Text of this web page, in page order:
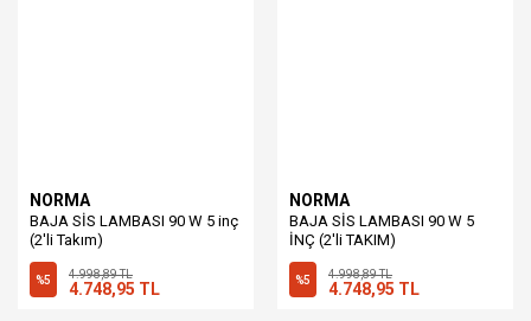
NORMA
BAJA SİS LAMBASI 90 W 5 inç
(2'li Takım)
%5 4.998,89 TL
4.748,95 TL
NORMA
BAJA SİS LAMBASI 90 W 5
İNÇ (2'li TAKIM)
%5 4.998,89 TL
4.748,95 TL